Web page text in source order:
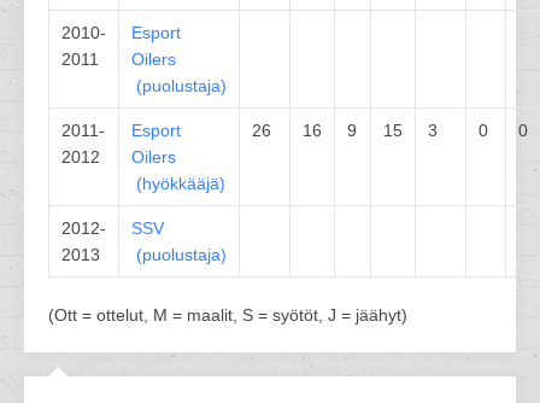
2010-
2011
Esport
Oilers
(puolustaja)
2011-
2012
Esport
Oilers
(hyökkääjä)
26 16 9 15 3 0 0
2012-
2013
SSV
(puolustaja)
(Ott = ottelut, M = maalit, S = syötöt, J = jäähyt)